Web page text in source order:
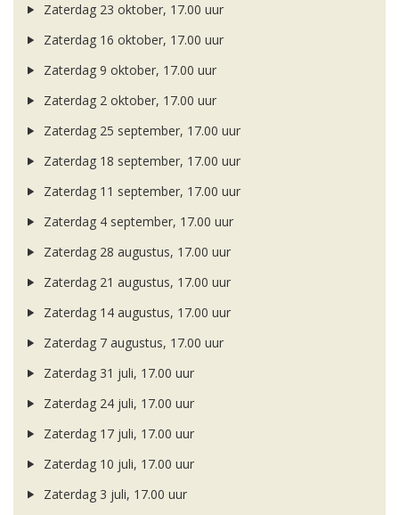
Zaterdag 23 oktober, 17.00 uur
Zaterdag 16 oktober, 17.00 uur
Zaterdag 9 oktober, 17.00 uur
Zaterdag 2 oktober, 17.00 uur
Zaterdag 25 september, 17.00 uur
Zaterdag 18 september, 17.00 uur
Zaterdag 11 september, 17.00 uur
Zaterdag 4 september, 17.00 uur
Zaterdag 28 augustus, 17.00 uur
Zaterdag 21 augustus, 17.00 uur
Zaterdag 14 augustus, 17.00 uur
Zaterdag 7 augustus, 17.00 uur
Zaterdag 31 juli, 17.00 uur
Zaterdag 24 juli, 17.00 uur
Zaterdag 17 juli, 17.00 uur
Zaterdag 10 juli, 17.00 uur
Zaterdag 3 juli, 17.00 uur